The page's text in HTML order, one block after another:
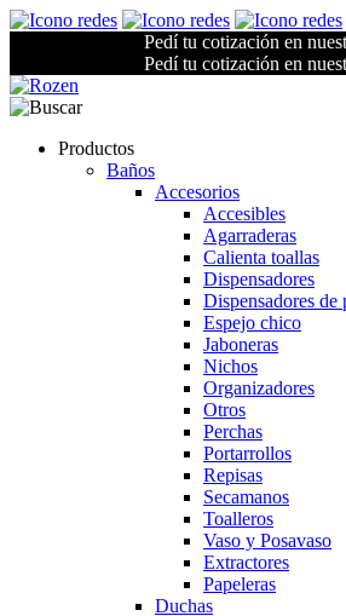
Pedí tu cotización en
Pedí tu cotización en
Productos
Baños
Accesorios
Accesibles
Agarraderas
Calienta toallas
Dispensadores
Dispensadores de
Espejo chico
Jaboneras
Nichos
Organizadores
Otros
Perchas
Portarrollos
Repisas
Secamanos
Toalleros
Vaso y Posavaso
Extractores
Papeleras
Duchas